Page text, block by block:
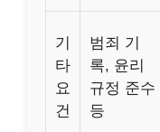
기
타
요
건
범죄 기
록, 윤리
규정 준수
등